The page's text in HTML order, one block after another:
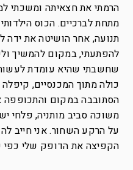
הרמתי את חצאיתה ומשכתי
מתחת לברכיים. הכוס
תנועה, אחר הושיטה את ידה
להפתעתי, במקום להמשיך
שחשבתי שהיא עומדת
כולה מתוך המכנסיים,
הסתובבה במקום והתכופפה
משוכה סביב מותניה, פלחי
על הרקע השחור. אני חייב
הקפיצה את הדופק שלי כפי